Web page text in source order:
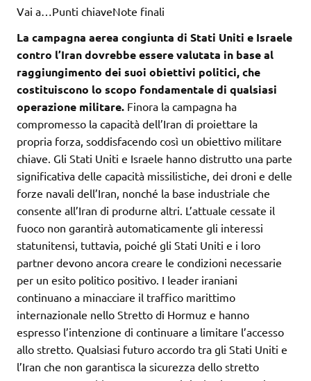
Vai a…Punti chiaveNote finali
La campagna aerea congiunta di Stati Uniti e Israele
contro l’Iran dovrebbe essere valutata in base al
raggiungimento dei suoi obiettivi politici, che
costituiscono lo scopo fondamentale di qualsiasi
operazione militare. Finora la campagna ha
compromesso la capacità dell’Iran di proiettare la
propria forza, soddisfacendo così un obiettivo militare
chiave. Gli Stati Uniti e Israele hanno distrutto una parte
significativa delle capacità missilistiche, dei droni e delle
forze navali dell’Iran, nonché la base industriale che
consente all’Iran di produrne altri. L’attuale cessate il
fuoco non garantirà automaticamente gli interessi
statunitensi, tuttavia, poiché gli Stati Uniti e i loro
partner devono ancora creare le condizioni necessarie
per un esito politico positivo. I leader iraniani
continuano a minacciare il traffico marittimo
internazionale nello Stretto di Hormuz e hanno
espresso l’intenzione di continuare a limitare l’accesso
allo stretto. Qualsiasi futuro accordo tra gli Stati Uniti e
l’Iran che non garantisca la sicurezza dello stretto